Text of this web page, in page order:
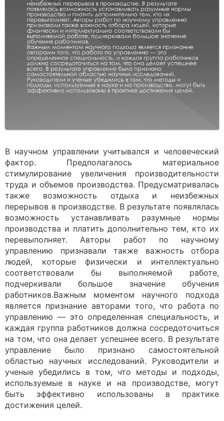
В научном управлении учитывался и человеческий
фактор. Предполагалось материальное
стимулирование увеличения производительности
труда и объемов производства. Предусматривалась
также возможность отдыха и неизбежных
перерывов в производстве. В результате появлялась
возможность устанавливать разумные нормы
производства и платить дополнительно тем, кто их
перевыполняет. Авторы работ по научному
управлению признавали также важность отбора
людей, которые физически и интеллектуально
соответствовали бы выполняемой работе,
подчеркивали большое значение обучения
работников.Важным моментом научного подхода
является признание авторами того, что работа по
управлению — это определенная специальность, и
каждая группа работников должна сосредоточиться
на том, что она делает успешнее всего. В результате
управление было признано самостоятельной
областью научных исследований. Руководители и
ученые убедились в том, что методы и подходы,
используемые в науке и на производстве, могут
быть эффективно использованы в практике
достижения целей.